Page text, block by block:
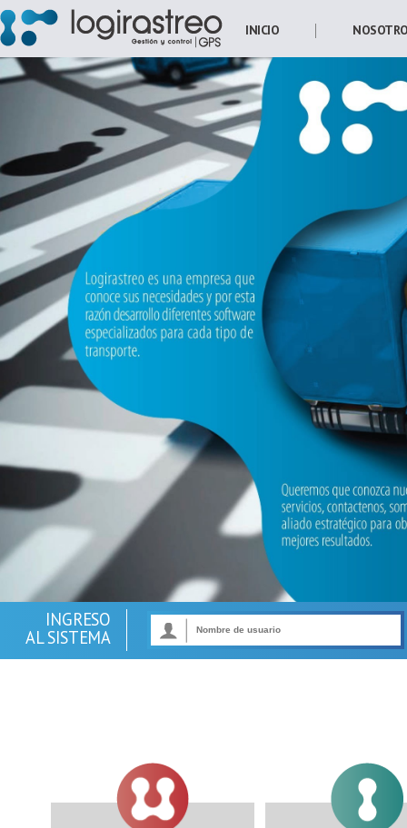
INICIO
INGRESO
AL SISTEMA